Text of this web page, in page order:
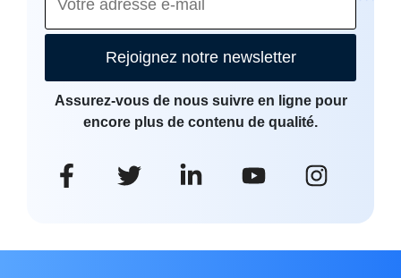
Rejoignez notre newsletter
Assurez-vous de nous suivre en ligne pour
encore plus de contenu de qualité.